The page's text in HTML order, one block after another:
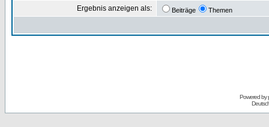
Ergebnis anzeigen als: Beiträge Themen
Powered by